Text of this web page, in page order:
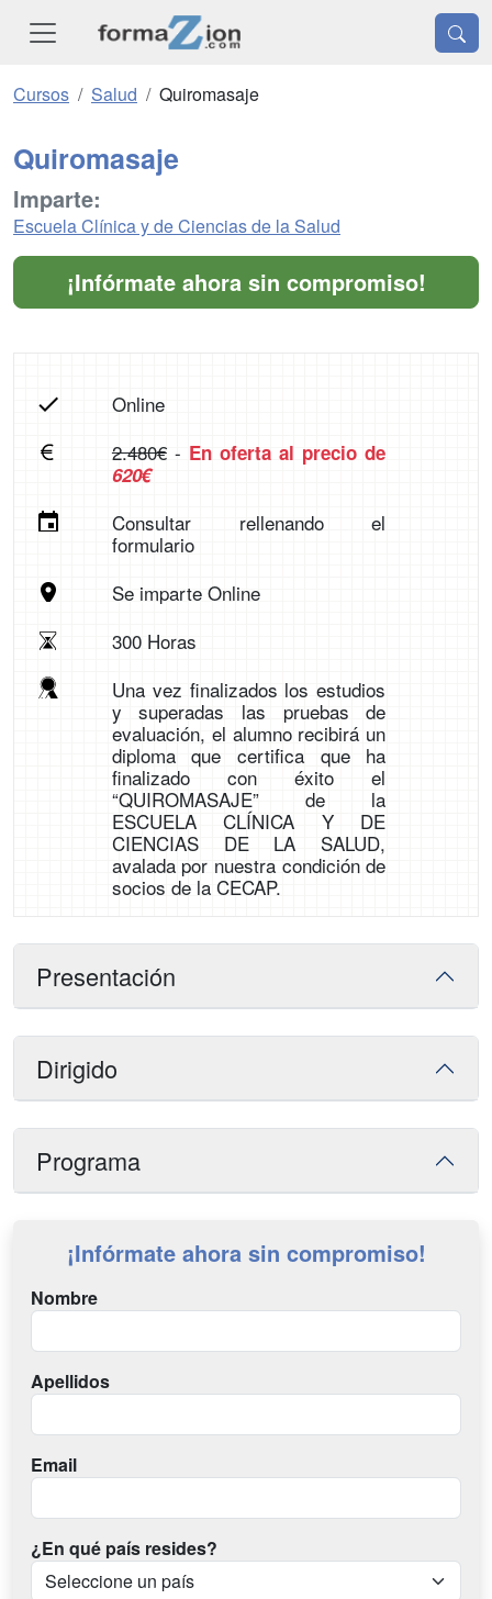
Cursos Salud Quiromasaje
Quiromasaje
Imparte:
Escuela Clínica y de Ciencias de la Salud
¡Infórmate ahora sin compromiso!
Online
2.480€- En oferta al precio de
620€
Consultar rellenando el
formulario
Se imparte Online
300 Horas
Una vez finalizados los estudios
y superadas las pruebas de
evaluación, el alumno recibirá un
diploma que certifica que ha
finalizado con éxito el
“QUIROMASAJE” de la
ESCUELA CLÍNICA Y DE
CIENCIAS DE LA SALUD,
avalada por nuestra condición de
socios de la CECAP.
Presentación
Dirigido
Programa
¡Infórmate ahora sin compromiso!
Nombre
Apellidos
Email
¿En qué país resides?